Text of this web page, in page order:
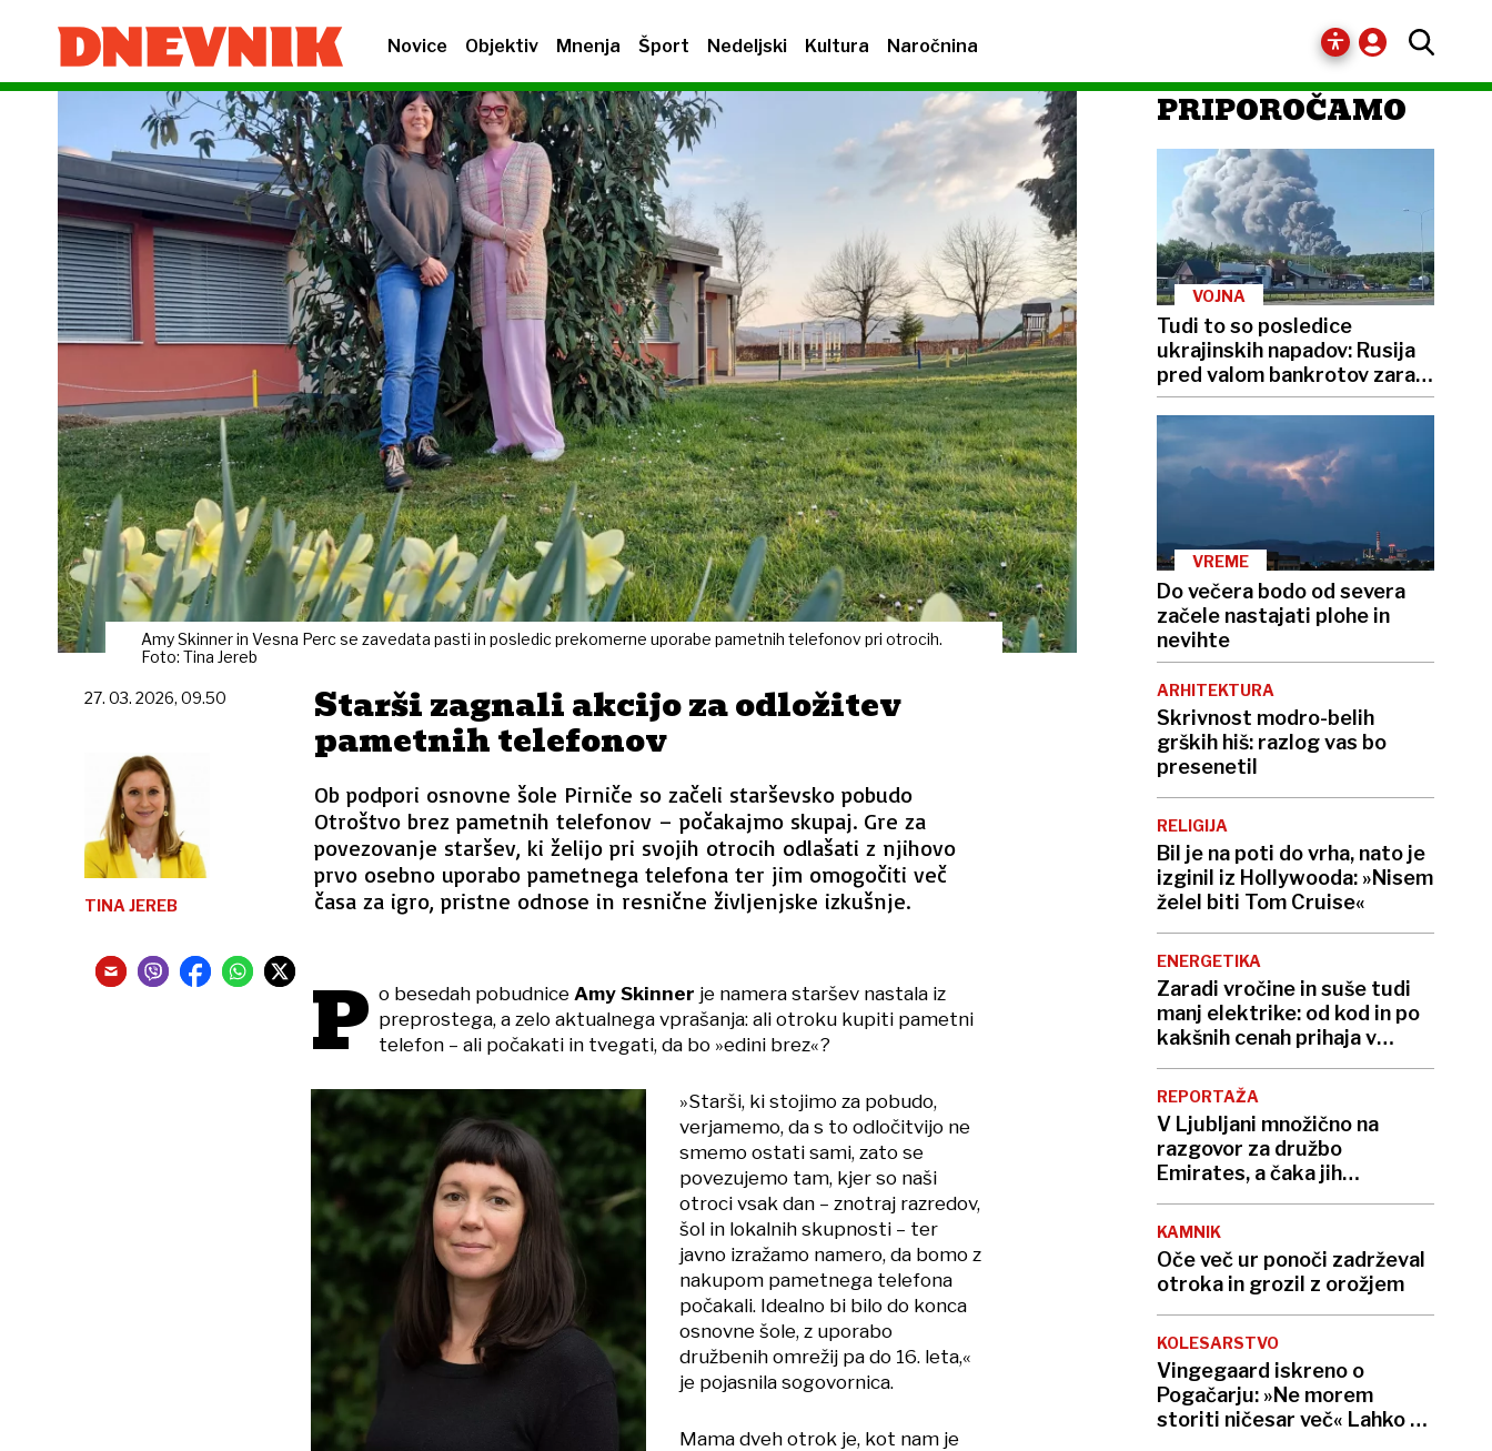
Novice Objektiv Mnenja Šport Nedeljski Kultura Naročnina
Amy Skinner in Vesna Perc se zavedata pasti in posledic prekomerne uporabe pametnih telefonov pri otrocih.
Foto: Tina Jereb
Starši zagnali akcijo za odložitev
pametnih telefonov
Ob podpori osnovne šole Pirniče so začeli starševsko pobudo
Otroštvo brez pametnih telefonov – počakajmo skupaj. Gre za
povezovanje staršev, ki želijo pri svojih otrocih odlašati z njihovo
prvo osebno uporabo pametnega telefona ter jim omogočiti več
časa za igro, pristne odnose in resnične življenjske izkušnje.
27. 03. 2026, 09.50
TINA JEREB
P o besedah pobudnice Amy Skinner je namera staršev nastala iz
preprostega, a zelo aktualnega vprašanja: ali otroku kupiti pametni
telefon – ali počakati in tvegati, da bo »edini brez«?
»Starši, ki stojimo za pobudo,
verjamemo, da s to odločitvijo ne
smemo ostati sami, zato se
povezujemo tam, kjer so naši
otroci vsak dan – znotraj razredov,
šol in lokalnih skupnosti – ter
javno izražamo namero, da bomo z
nakupom pametnega telefona
počakali. Idealno bi bilo do konca
osnovne šole, z uporabo
družbenih omrežij pa do 16. leta,«
je pojasnila sogovornica.
Mama dveh otrok je, kot nam je
PRIPOROČAMO
VOJNA
Tudi to so posledice
ukrajinskih napadov: Rusija
pred valom bankrotov zaradi
neplačanih kreditov
VREME
Do večera bodo od severa
začele nastajati plohe in
nevihte
ARHITEKTURA
Skrivnost modro-belih
grških hiš: razlog vas bo
presenetil
RELIGIJA
Bil je na poti do vrha, nato je
izginil iz Hollywooda: »Nisem
želel biti Tom Cruise«
ENERGETIKA
Zaradi vročine in suše tudi
manj elektrike: od kod in po
kakšnih cenah prihaja v
Slovenijo?
REPORTAŽA
V Ljubljani množično na
razgovor za družbo
Emirates, a čaka jih
zahtevna pot do sanjske
službe
KAMNIK
Oče več ur ponoči zadrževal
otroka in grozil z orožjem
KOLESARSTVO
Vingegaard iskreno o
Pogačarju: »Ne morem
storiti ničesar več« Lahko bi